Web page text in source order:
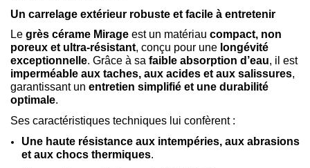
Un carrelage extérieur robuste et facile à entretenir
Le grès cérame Mirage est un matériau compact, non
poreux et ultra-résistant, conçu pour une longévité
exceptionnelle. Grâce à sa faible absorption d’eau, il est
imperméable aux taches, aux acides et aux salissures,
garantissant un entretien simplifié et une durabilité
optimale.
Ses caractéristiques techniques lui confèrent :
Une haute résistance aux intempéries, aux abrasions
et aux chocs thermiques.